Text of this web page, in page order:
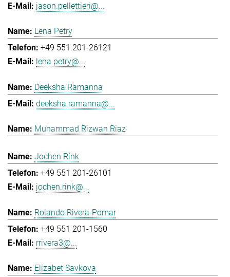
jason.pellettieri@...
Lena Petry
+49 551 201-26121
lena.petry@...
Deeksha Ramanna
deeksha.ramanna@...
Muhammad Rizwan Riaz
Jochen Rink
+49 551 201-26101
jochen.rink@...
Rolando Rivera-Pomar
+49 551 201-1560
rrivera3@...
Elizabet Savkova